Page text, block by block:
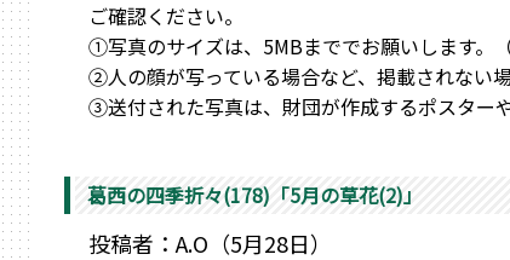
ご確認ください。
①写真のサイズは、5MBまででお願いします。（
②人の顔が写っている場合など、掲載されない場
③送付された写真は、財団が作成するポスター
葛西の四季折々(178)「5月の草花(2)」
投稿者：A.O（5月28日）